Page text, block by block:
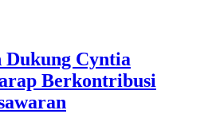
Dukung Cyntia
Berkontribusi